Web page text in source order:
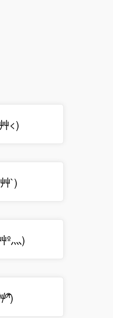
<)
`)
º灬)
^ิ)